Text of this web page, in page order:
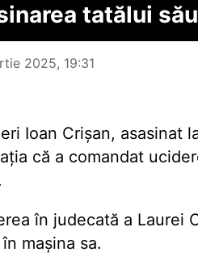
tatălui său
2025, 19:31
Ioan Crișan, asasinat
că a comandat
în judecată a Laurei
mașina sa.